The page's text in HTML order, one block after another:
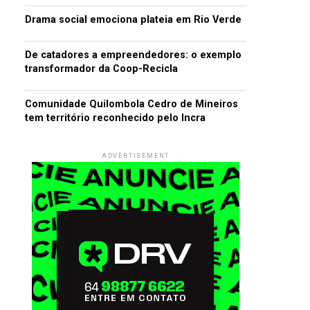
Drama social emociona plateia em Rio Verde
De catadores a empreendedores: o exemplo
transformador da Coop-Recicla
Comunidade Quilombola Cedro de Mineiros
tem território reconhecido pelo Incra
ADVERTISEMENT